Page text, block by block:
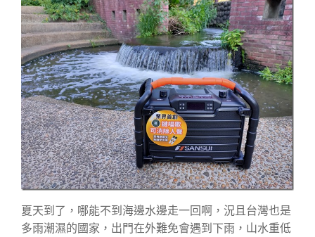
夏天到了，哪能不到海邊水邊走一回啊，況且台灣也是
多雨潮濕的國家，出門在外難免會遇到下雨，山水重低